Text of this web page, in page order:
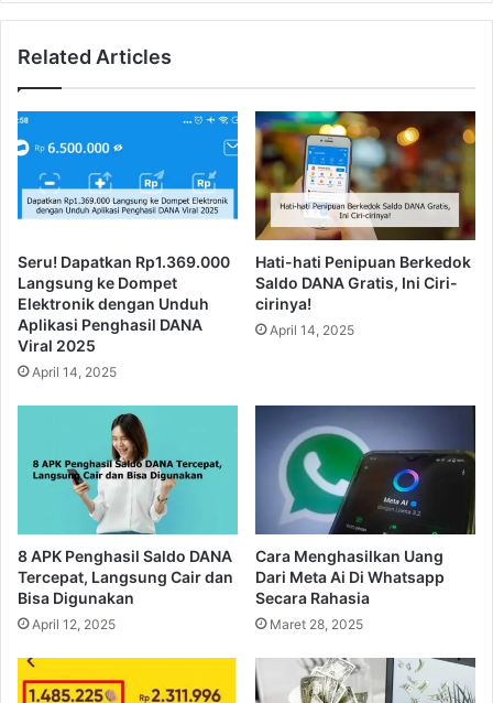
Related Articles
Seru! Dapatkan Rp1.369.000
Langsung ke Dompet
Elektronik dengan Unduh
Aplikasi Penghasil DANA
Viral 2025
April 14, 2025
Hati-hati Penipuan Berkedok
Saldo DANA Gratis, Ini Ciri-
cirinya!
April 14, 2025
8 APK Penghasil Saldo DANA
Tercepat, Langsung Cair dan
Bisa Digunakan
April 12, 2025
Cara Menghasilkan Uang
Dari Meta Ai Di Whatsapp
Secara Rahasia
Maret 28, 2025